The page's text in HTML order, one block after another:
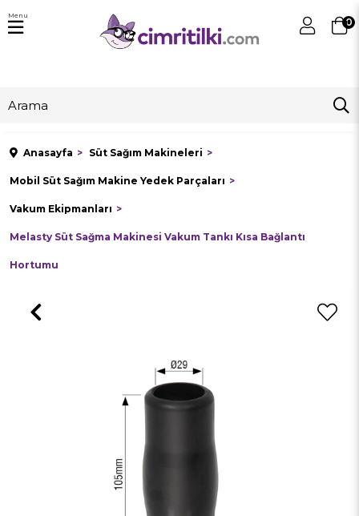
0
Menu
Anasayfa Süt Sağım Makineleri
Mobil Süt Sağım Makine Yedek Parçaları
Vakum Ekipmanları
Melasty Süt Sağma Makinesi Vakum Tankı Kısa Bağlantı
Hortumu